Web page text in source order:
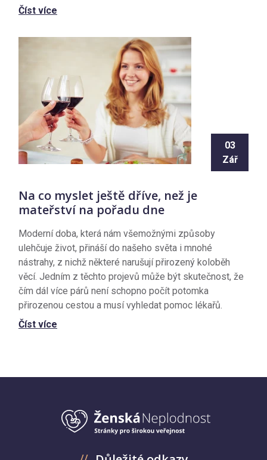
Číst více
03
Zář
Na co myslet ještě dříve, než je
mateřství na pořadu dne
Moderní doba, která nám všemožnými způsoby
ulehčuje život, přináší do našeho světa i mnohé
nástrahy, z nichž některé narušují přirozený koloběh
věcí. Jedním z těchto projevů může být skutečnost, že
čím dál více párů není schopno počít potomka
přirozenou cestou a musí vyhledat pomoc lékařů.
Číst více